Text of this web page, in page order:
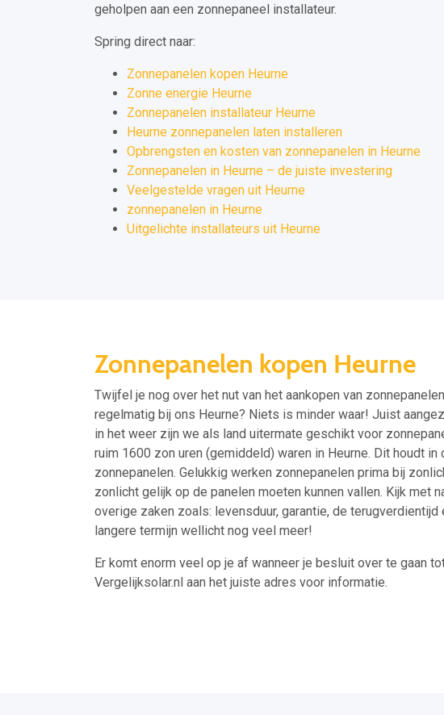
geholpen aan een zonnepaneel installateur.
Spring direct naar:
Zonnepanelen kopen Heurne
Zonne energie Heurne
Zonnepanelen installateur Heurne
Heurne zonnepanelen laten installeren
Opbrengsten en kosten van zonnepanelen in Heurne
Zonnepanelen in Heurne – de juiste investering
Veelgestelde vragen uit Heurne
zonnepanelen in Heurne
Uitgelichte installateurs uit Heurne
Zonnepanelen kopen Heurne
Twijfel je nog over het nut van het aankopen van
regelmatig bij ons Heurne? Niets is minder waar! Juist
in het weer zijn we als land uitermate geschikt voor
ruim 1600 zon uren (gemiddeld) waren in Heurne. Dit houdt
zonnepanelen. Gelukkig werken zonnepanelen prima bij
zonlicht gelijk op de panelen moeten kunnen vallen. Kijk met
overige zaken zoals: levensduur, garantie, de
langere termijn wellicht nog veel meer!
Er komt enorm veel op je af wanneer je besluit over te gaan
Vergelijksolar.nl aan het juiste adres voor informatie.